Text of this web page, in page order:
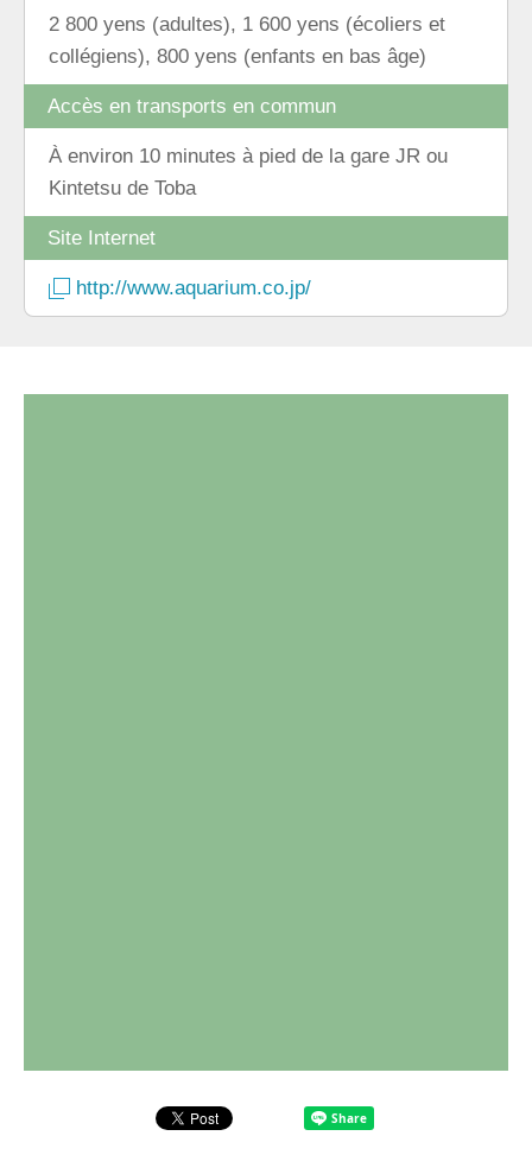
2 800 yens (adultes), 1 600 yens (écoliers et
collégiens), 800 yens (enfants en bas âge)
Accès en transports en commun
À environ 10 minutes à pied de la gare JR ou
Kintetsu de Toba
Site Internet
http://www.aquarium.co.jp/